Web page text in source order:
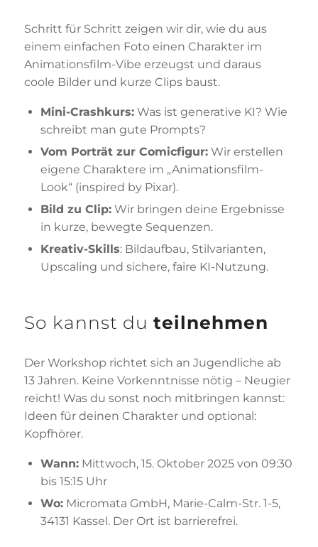
Schritt für Schritt zeigen wir dir, wie du aus
einem einfachen Foto einen Charakter im
Animationsfilm-Vibe erzeugst und daraus
coole Bilder und kurze Clips baust.
Mini-Crashkurs:Was ist generative KI? Wie
schreibt man gute Prompts?
Vom Porträt zur Comicfigur:Wir erstellen
eigene Charaktere im „Animationsfilm-
Look“ (inspired by Pixar).
Bild zu Clip:Wir bringen deine Ergebnisse
in kurze, bewegte Sequenzen.
Kreativ-Skills: Bildaufbau, Stilvarianten,
Upscaling und sichere, faire KI-Nutzung.
So kannst du teilnehmen
Der Workshop richtet sich an Jugendliche ab
13 Jahren. Keine Vorkenntnisse nötig – Neugier
reicht! Was du sonst noch mitbringen kannst:
Ideen für deinen Charakter und optional:
Kopfhörer.
Wann:Mittwoch, 15. Oktober 2025 von 09:30
bis 15:15 Uhr
Wo:Micromata GmbH, Marie-Calm-Str. 1-5,
34131 Kassel. Der Ort ist barrierefrei.